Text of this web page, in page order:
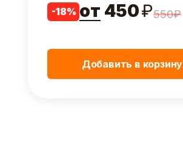
-18% от 450₽550₽
Добавить в корзину